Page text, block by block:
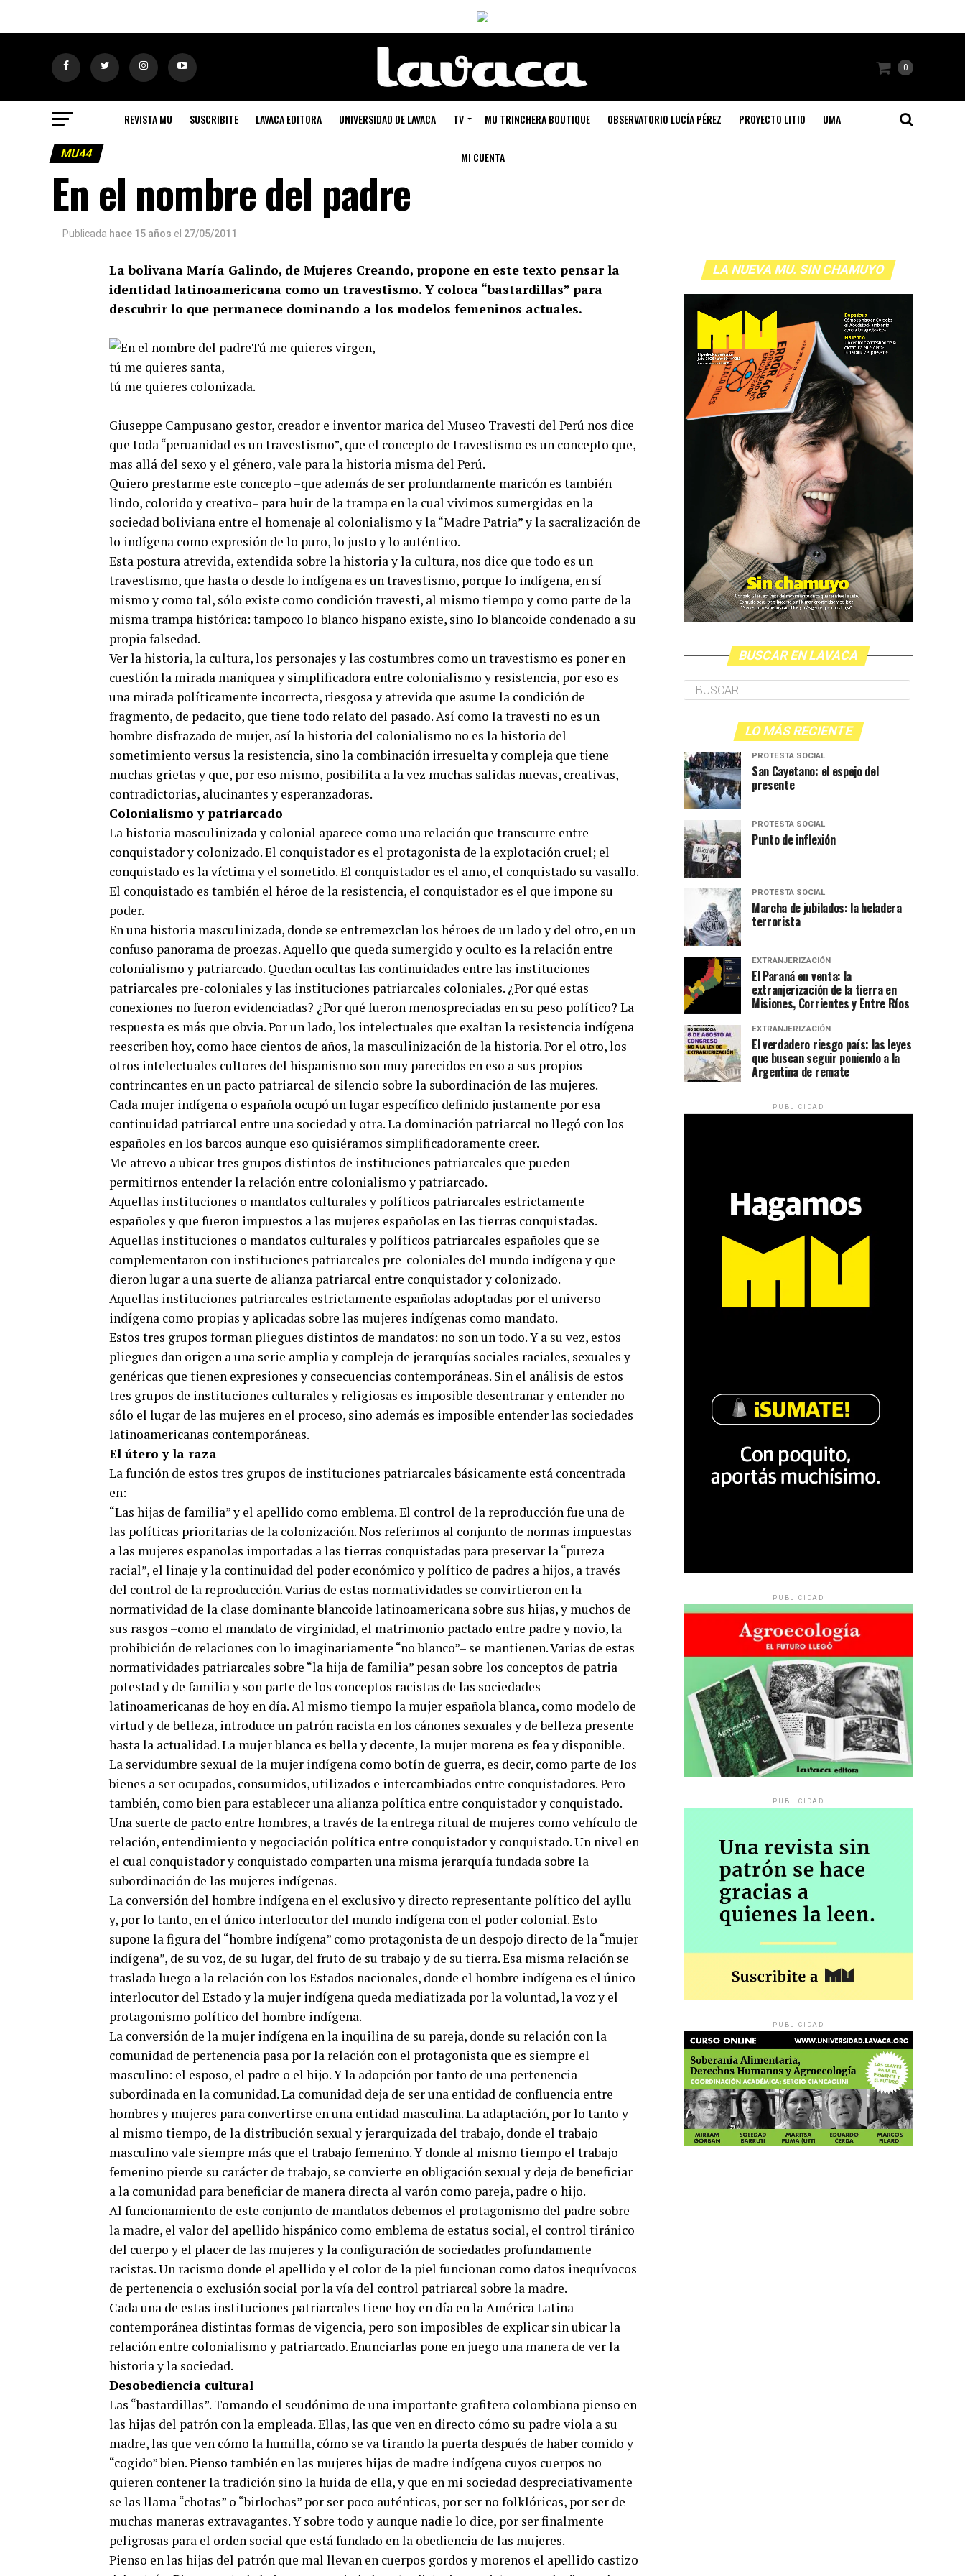
0
REVISTA MU SUSCRIBITE LAVACA EDITORA UNIVERSIDAD DE LAVACA TV MU TRINCHERA BOUTIQUE OBSERVATORIO LUCÍA PÉREZ PROYECTO LITIO UMA
MI CUENTA
MU44
En el nombre del padre
Publicada hace 15 años el 27/05/2011
La bolivana María Galindo, de Mujeres Creando, propone en este texto pensar la
identidad latinoamericana como un travestismo. Y coloca “bastardillas” para
descubrir lo que permanece dominando a los modelos femeninos actuales.
Tú me quieres virgen,
tú me quieres santa,
tú me quieres colonizada.
Giuseppe Campusano gestor, creador e inventor marica del Museo Travesti del Perú nos dice
que toda “peruanidad es un travestismo”, que el concepto de travestismo es un concepto que,
mas allá del sexo y el género, vale para la historia misma del Perú.
Quiero prestarme este concepto –que además de ser profundamente maricón es también
lindo, colorido y creativo– para huir de la trampa en la cual vivimos sumergidas en la
sociedad boliviana entre el homenaje al colonialismo y la “Madre Patria” y la sacralización de
lo indígena como expresión de lo puro, lo justo y lo auténtico.
Esta postura atrevida, extendida sobre la historia y la cultura, nos dice que todo es un
travestismo, que hasta o desde lo indígena es un travestismo, porque lo indígena, en sí
mismo y como tal, sólo existe como condición travesti, al mismo tiempo y como parte de la
misma trampa histórica: tampoco lo blanco hispano existe, sino lo blancoide condenado a su
propia falsedad.
Ver la historia, la cultura, los personajes y las costumbres como un travestismo es poner en
cuestión la mirada maniquea y simplificadora entre colonialismo y resistencia, por eso es
una mirada políticamente incorrecta, riesgosa y atrevida que asume la condición de
fragmento, de pedacito, que tiene todo relato del pasado. Así como la travesti no es un
hombre disfrazado de mujer, así la historia del colonialismo no es la historia del
sometimiento versus la resistencia, sino la combinación irresuelta y compleja que tiene
muchas grietas y que, por eso mismo, posibilita a la vez muchas salidas nuevas, creativas,
contradictorias, alucinantes y esperanzadoras.
Colonialismo y patriarcado
La historia masculinizada y colonial aparece como una relación que transcurre entre
conquistador y colonizado. El conquistador es el protagonista de la explotación cruel; el
conquistado es la víctima y el sometido. El conquistador es el amo, el conquistado su vasallo.
El conquistado es también el héroe de la resistencia, el conquistador es el que impone su
poder.
En una historia masculinizada, donde se entremezclan los héroes de un lado y del otro, en un
confuso panorama de proezas. Aquello que queda sumergido y oculto es la relación entre
colonialismo y patriarcado. Quedan ocultas las continuidades entre las instituciones
patriarcales pre-coloniales y las instituciones patriarcales coloniales. ¿Por qué estas
conexiones no fueron evidenciadas? ¿Por qué fueron menospreciadas en su peso político? La
respuesta es más que obvia. Por un lado, los intelectuales que exaltan la resistencia indígena
reescriben hoy, como hace cientos de años, la masculinización de la historia. Por el otro, los
otros intelectuales cultores del hispanismo son muy parecidos en eso a sus propios
contrincantes en un pacto patriarcal de silencio sobre la subordinación de las mujeres.
Cada mujer indígena o española ocupó un lugar específico definido justamente por esa
continuidad patriarcal entre una sociedad y otra. La dominación patriarcal no llegó con los
españoles en los barcos aunque eso quisiéramos simplificadoramente creer.
Me atrevo a ubicar tres grupos distintos de instituciones patriarcales que pueden
permitirnos entender la relación entre colonialismo y patriarcado.
Aquellas instituciones o mandatos culturales y políticos patriarcales estrictamente
españoles y que fueron impuestos a las mujeres españolas en las tierras conquistadas.
Aquellas instituciones o mandatos culturales y políticos patriarcales españoles que se
complementaron con instituciones patriarcales pre-coloniales del mundo indígena y que
dieron lugar a una suerte de alianza patriarcal entre conquistador y colonizado.
Aquellas instituciones patriarcales estrictamente españolas adoptadas por el universo
indígena como propias y aplicadas sobre las mujeres indígenas como mandato.
Estos tres grupos forman pliegues distintos de mandatos: no son un todo. Y a su vez, estos
pliegues dan origen a una serie amplia y compleja de jerarquías sociales raciales, sexuales y
genéricas que tienen expresiones y consecuencias contemporáneas. Sin el análisis de estos
tres grupos de instituciones culturales y religiosas es imposible desentrañar y entender no
sólo el lugar de las mujeres en el proceso, sino además es imposible entender las sociedades
latinoamericanas contemporáneas.
El útero y la raza
La función de estos tres grupos de instituciones patriarcales básicamente está concentrada
en:
“Las hijas de familia” y el apellido como emblema. El control de la reproducción fue una de
las políticas prioritarias de la colonización. Nos referimos al conjunto de normas impuestas
a las mujeres españolas importadas a las tierras conquistadas para preservar la “pureza
racial”, el linaje y la continuidad del poder económico y político de padres a hijos, a través
del control de la reproducción. Varias de estas normatividades se convirtieron en la
normatividad de la clase dominante blancoide latinoamericana sobre sus hijas, y muchos de
sus rasgos –como el mandato de virginidad, el matrimonio pactado entre padre y novio, la
prohibición de relaciones con lo imaginariamente “no blanco”– se mantienen. Varias de estas
normatividades patriarcales sobre “la hija de familia” pesan sobre los conceptos de patria
potestad y de familia y son parte de los conceptos racistas de las sociedades
latinoamericanas de hoy en día. Al mismo tiempo la mujer española blanca, como modelo de
virtud y de belleza, introduce un patrón racista en los cánones sexuales y de belleza presente
hasta la actualidad. La mujer blanca es bella y decente, la mujer morena es fea y disponible.
La servidumbre sexual de la mujer indígena como botín de guerra, es decir, como parte de los
bienes a ser ocupados, consumidos, utilizados e intercambiados entre conquistadores. Pero
también, como bien para establecer una alianza política entre conquistador y conquistado.
Una suerte de pacto entre hombres, a través de la entrega ritual de mujeres como vehículo de
relación, entendimiento y negociación política entre conquistador y conquistado. Un nivel en
el cual conquistador y conquistado comparten una misma jerarquía fundada sobre la
subordinación de las mujeres indígenas.
La conversión del hombre indígena en el exclusivo y directo representante político del ayllu
y, por lo tanto, en el único interlocutor del mundo indígena con el poder colonial. Esto
supone la figura del “hombre indígena” como protagonista de un despojo directo de la “mujer
indígena”, de su voz, de su lugar, del fruto de su trabajo y de su tierra. Esa misma relación se
traslada luego a la relación con los Estados nacionales, donde el hombre indígena es el único
interlocutor del Estado y la mujer indígena queda mediatizada por la voluntad, la voz y el
protagonismo político del hombre indígena.
La conversión de la mujer indígena en la inquilina de su pareja, donde su relación con la
comunidad de pertenencia pasa por la relación con el protagonista que es siempre el
masculino: el esposo, el padre o el hijo. Y la adopción por tanto de una pertenencia
subordinada en la comunidad. La comunidad deja de ser una entidad de confluencia entre
hombres y mujeres para convertirse en una entidad masculina. La adaptación, por lo tanto y
al mismo tiempo, de la distribución sexual y jerarquizada del trabajo, donde el trabajo
masculino vale siempre más que el trabajo femenino. Y donde al mismo tiempo el trabajo
femenino pierde su carácter de trabajo, se convierte en obligación sexual y deja de beneficiar
a la comunidad para beneficiar de manera directa al varón como pareja, padre o hijo.
Al funcionamiento de este conjunto de mandatos debemos el protagonismo del padre sobre
la madre, el valor del apellido hispánico como emblema de estatus social, el control tiránico
del cuerpo y el placer de las mujeres y la configuración de sociedades profundamente
racistas. Un racismo donde el apellido y el color de la piel funcionan como datos inequívocos
de pertenencia o exclusión social por la vía del control patriarcal sobre la madre.
Cada una de estas instituciones patriarcales tiene hoy en día en la América Latina
contemporánea distintas formas de vigencia, pero son imposibles de explicar sin ubicar la
relación entre colonialismo y patriarcado. Enunciarlas pone en juego una manera de ver la
historia y la sociedad.
Desobediencia cultural
Las “bastardillas”. Tomando el seudónimo de una importante grafitera colombiana pienso en
las hijas del patrón con la empleada. Ellas, las que ven en directo cómo su padre viola a su
madre, las que ven cómo la humilla, cómo se va tirando la puerta después de haber comido y
“cogido” bien. Pienso también en las mujeres hijas de madre indígena cuyos cuerpos no
quieren contener la tradición sino la huida de ella, y que en mi sociedad despreciativamente
se las llama “chotas” o “birlochas” por ser poco auténticas, por ser no folklóricas, por ser de
muchas maneras extravagantes. Y sobre todo y aunque nadie lo dice, por ser finalmente
peligrosas para el orden social que está fundado en la obediencia de las mujeres.
Pienso en las hijas del patrón que mal llevan en cuerpos gordos y morenos el apellido castizo
LA NUEVA MU. SIN CHAMUYO
BUSCAR EN LAVACA
LO MÁS RECIENTE
PROTESTA SOCIAL
San Cayetano: el espejo del
presente
PROTESTA SOCIAL
Punto de inflexión
PROTESTA SOCIAL
Marcha de jubilados: la heladera
terrorista
EXTRANJERIZACIÓN
El Paraná en venta: la
extranjerización de la tierra en
Misiones, Corrientes y Entre Ríos
EXTRANJERIZACIÓN
El verdadero riesgo país: las leyes
que buscan seguir poniendo a la
Argentina de remate
PUBLICIDAD
PUBLICIDAD
PUBLICIDAD
PUBLICIDAD